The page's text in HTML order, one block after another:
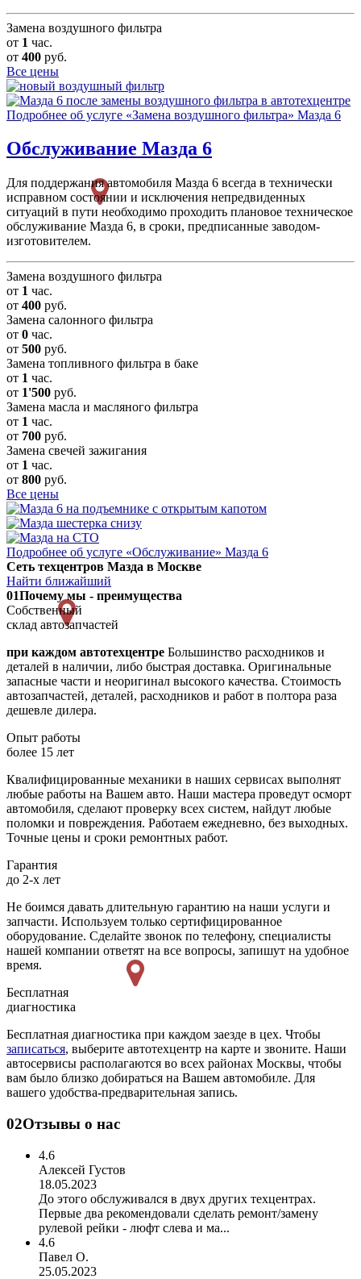
Замена воздушного фильтра
от 1 час.
от 400 руб.
Все цены
Подробнее об услуге «Замена воздушного фильтра» Мазда 6
Обслуживание Мазда 6
Для поддержания автомобиля Мазда 6 всегда в технически
исправном состоянии и исключения непредвиденных
ситуаций в пути необходимо проходить плановое техническое
обслуживание Мазда 6, в сроки, предписанные заводом-
изготовителем.
Замена воздушного фильтра
от 1 час.
от 400 руб.
Замена салонного фильтра
от 0 час.
от 500 руб.
Замена топливного фильтра в баке
от 1 час.
от 1'500 руб.
Замена масла и масляного фильтра
от 1 час.
от 700 руб.
Замена свечей зажигания
от 1 час.
от 800 руб.
Все цены
Подробнее об услуге «Обслуживание» Мазда 6
Сеть техцентров Мазда в Москве
Найти ближайший
01Почему мы - преимущества
Собственный
склад автозапчастей
при каждом автотехцентре Большинство расходников и
деталей в наличии, либо быстрая доставка. Оригинальные
запасные части и неоригинал высокого качества. Стоимость
автозапчастей, деталей, расходников и работ в полтора раза
дешевле дилера.
Опыт работы
более 15 лет
Квалифицированные механики в наших сервисах выполнят
любые работы на Вашем авто. Наши мастера проведут осморт
автомобиля, сделают проверку всех систем, найдут любые
поломки и повреждения. Работаем ежедневно, без выходных.
Точные цены и сроки ремонтных работ.
Гарантия
до 2-х лет
Не боимся давать длительную гарантию на наши услуги и
запчасти. Используем только сертифицированное
оборудование. Сделайте звонок по телефону, специалисты
нашей компании ответят на все вопросы, запишут на удобное
время.
Бесплатная
диагностика
Бесплатная диагностика при каждом заезде в цех. Чтобы
записаться, выберите автотехцентр на карте и звоните. Наши
автосервисы располагаются во всех районах Москвы, чтобы
вам было близко добираться на Вашем автомобиле. Для
вашего удобства-предварительная запись.
02Отзывы о нас
4.6
Алексей Густов
18.05.2023
До этого обслуживался в двух других техцентрах.
Первые два рекомендовали сделать ремонт/замену
рулевой рейки - люфт слева и ма...
4.6
Павел О.
25.05.2023